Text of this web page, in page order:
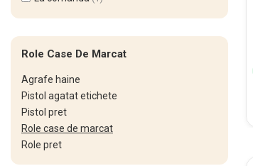
Instrumente pentru scris kids
Jocuri Educative si Puzzle-uri
Pilot Frixion
Corector fluid cu pasta
corectoare
Pic cu rescriere
Ascutitori
Role Case De Marcat
Agrafe haine
Pistol agatat etichete
Pistol pret
Role case de marcat
Role pret